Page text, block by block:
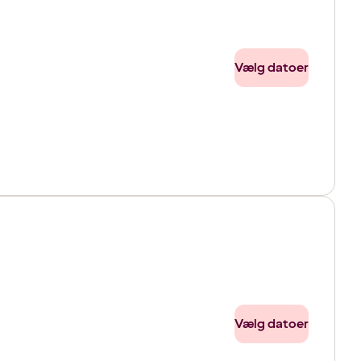
Vælg datoer
Vælg datoer